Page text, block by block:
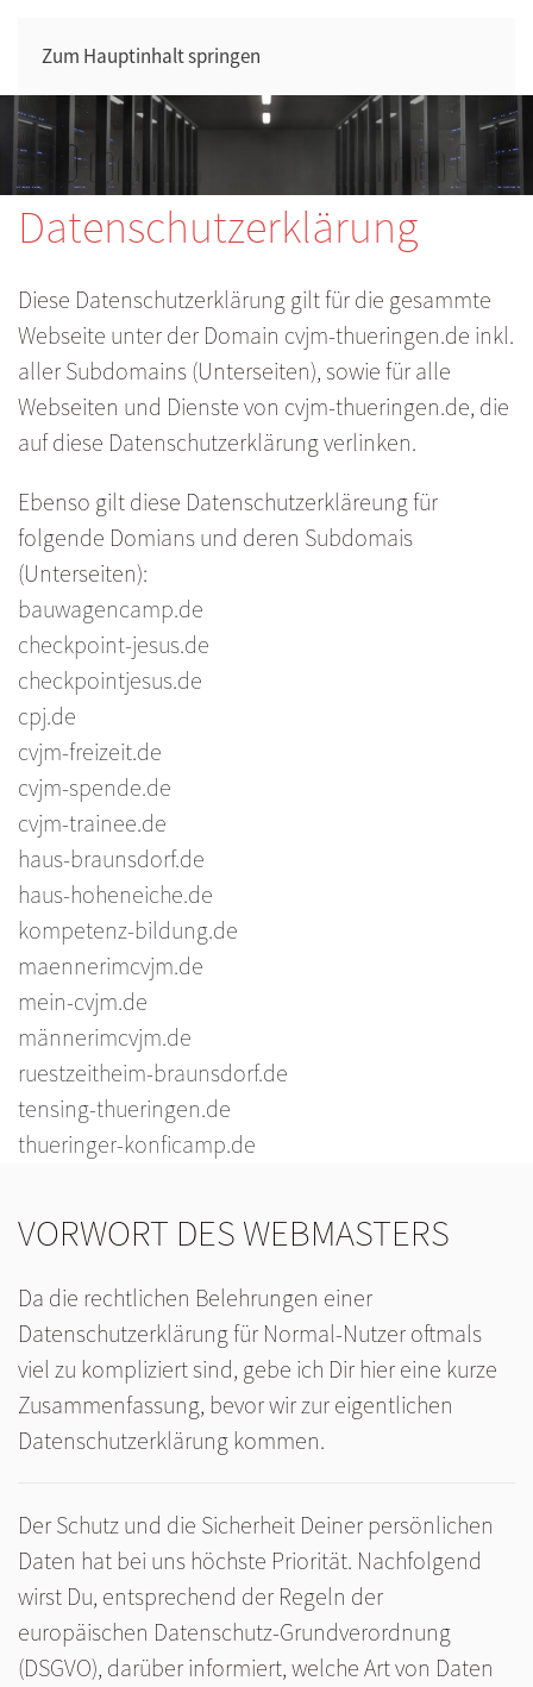
Zum Hauptinhalt springen
Datenschutzerklärung
Diese Datenschutzerklärung gilt für die gesammte
Webseite unter der Domain cvjm-thueringen.de inkl.
aller Subdomains (Unterseiten), sowie für alle
Webseiten und Dienste von cvjm-thueringen.de, die
auf diese Datenschutzerklärung verlinken.
Ebenso gilt diese Datenschutzerkläreung für
folgende Domians und deren Subdomais
(Unterseiten):
bauwagencamp.de
checkpoint-jesus.de
checkpointjesus.de
cpj.de
cvjm-freizeit.de
cvjm-spende.de
cvjm-trainee.de
haus-braunsdorf.de
haus-hoheneiche.de
kompetenz-bildung.de
maennerimcvjm.de
mein-cvjm.de
männerimcvjm.de
ruestzeitheim-braunsdorf.de
tensing-thueringen.de
thueringer-konficamp.de
VORWORT DES WEBMASTERS
Da die rechtlichen Belehrungen einer
Datenschutzerklärung für Normal-Nutzer oftmals
viel zu kompliziert sind, gebe ich Dir hier eine kurze
Zusammenfassung, bevor wir zur eigentlichen
Datenschutzerklärung kommen.
Der Schutz und die Sicherheit Deiner persönlichen
Daten hat bei uns höchste Priorität. Nachfolgend
wirst Du, entsprechend der Regeln der
europäischen Datenschutz-Grundverordnung
(DSGVO), darüber informiert, welche Art von Daten